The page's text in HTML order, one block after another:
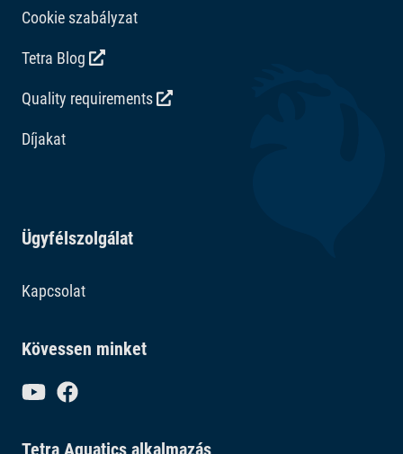
Cookie szabályzat
Tetra Blog
Quality requirements
Díjakat
Ügyfélszolgálat
Kapcsolat
Kövessen minket